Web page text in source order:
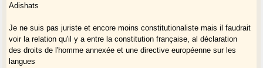
Adishats
Je ne suis pas juriste et encore moins constitutionaliste mais il faudrait
voir la relation qu'il y a entre la constitution française, al déclaration
des droits de l'homme annexée et une directive européenne sur les
langues